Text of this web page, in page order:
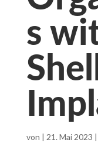
s
von | 21. Mai 2023 |